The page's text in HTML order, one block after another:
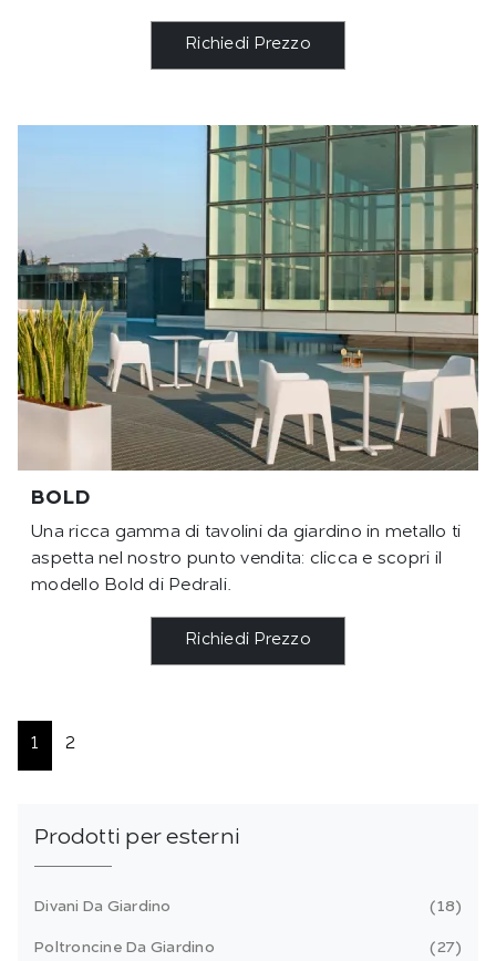
Richiedi Prezzo
BOLD
Una ricca gamma di tavolini da giardino in metallo ti
aspetta nel nostro punto vendita: clicca e scopri il
modello Bold di Pedrali.
Richiedi Prezzo
1 2
Prodotti per esterni
Divani Da Giardino 18
Poltroncine Da Giardino 27